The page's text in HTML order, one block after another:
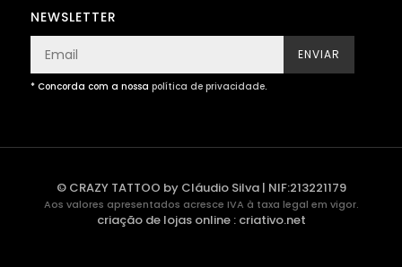
NEWSLETTER
ENVIAR
* Concorda com a nossa política de privacidade.
© CRAZY TATTOO by Cláudio Silva | NIF:213221179
Aos valores apresentados acresce IVA à taxa legal em vigor.
criação de lojas online: criativo.net